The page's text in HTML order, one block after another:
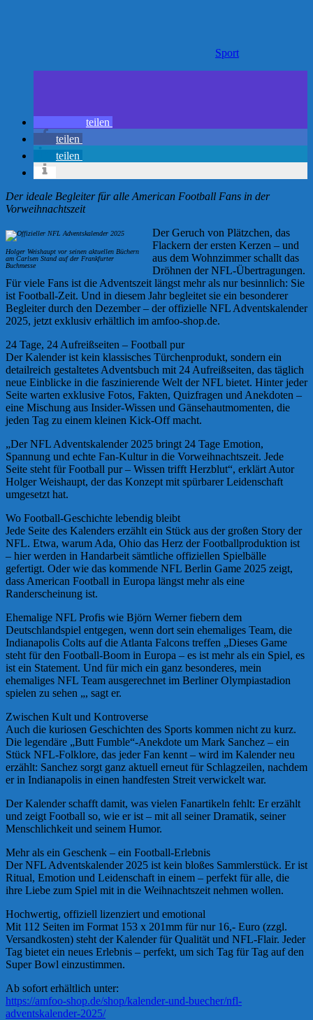
Sport
teilen
teilen
teilen
Der ideale Begleiter für alle American Football Fans in der
Vorweihnachtszeit
Holger Weishaupt vor seinen aktuellen Büchern
am Carlsen Stand auf der Frankfurter
Buchmesse
Der Geruch von Plätzchen, das
Flackern der ersten Kerzen – und
aus dem Wohnzimmer schallt das
Dröhnen der NFL-Übertragungen.
Für viele Fans ist die Adventszeit längst mehr als nur besinnlich: Sie
ist Football-Zeit. Und in diesem Jahr begleitet sie ein besonderer
Begleiter durch den Dezember – der offizielle NFL Adventskalender
2025, jetzt exklusiv erhältlich im amfoo-shop.de.
24 Tage, 24 Aufreißseiten – Football pur
Der Kalender ist kein klassisches Türchenprodukt, sondern ein
detailreich gestaltetes Adventsbuch mit 24 Aufreißseiten, das täglich
neue Einblicke in die faszinierende Welt der NFL bietet. Hinter jeder
Seite warten exklusive Fotos, Fakten, Quizfragen und Anekdoten –
eine Mischung aus Insider-Wissen und Gänsehautmomenten, die
jeden Tag zu einem kleinen Kick-Off macht.
„Der NFL Adventskalender 2025 bringt 24 Tage Emotion,
Spannung und echte Fan-Kultur in die Vorweihnachtszeit. Jede
Seite steht für Football pur – Wissen trifft Herzblut“, erklärt Autor
Holger Weishaupt, der das Konzept mit spürbarer Leidenschaft
umgesetzt hat.
Wo Football-Geschichte lebendig bleibt
Jede Seite des Kalenders erzählt ein Stück aus der großen Story der
NFL. Etwa, warum Ada, Ohio das Herz der Footballproduktion ist
– hier werden in Handarbeit sämtliche offiziellen Spielbälle
gefertigt. Oder wie das kommende NFL Berlin Game 2025 zeigt,
dass American Football in Europa längst mehr als eine
Randerscheinung ist.
Ehemalige NFL Profis wie Björn Werner fiebern dem
Deutschlandspiel entgegen, wenn dort sein ehemaliges Team, die
Indianapolis Colts auf die Atlanta Falcons treffen „Dieses Game
steht für den Football-Boom in Europa – es ist mehr als ein Spiel, es
ist ein Statement. Und für mich ein ganz besonderes, mein
ehemaliges NFL Team ausgerechnet im Berliner Olympiastadion
spielen zu sehen „, sagt er.
Zwischen Kult und Kontroverse
Auch die kuriosen Geschichten des Sports kommen nicht zu kurz.
Die legendäre „Butt Fumble“-Anekdote um Mark Sanchez – ein
Stück NFL-Folklore, das jeder Fan kennt – wird im Kalender neu
erzählt: Sanchez sorgt ganz aktuell erneut für Schlagzeilen, nachdem
er in Indianapolis in einen handfesten Streit verwickelt war.
Der Kalender schafft damit, was vielen Fanartikeln fehlt: Er erzählt
und zeigt Football so, wie er ist – mit all seiner Dramatik, seiner
Menschlichkeit und seinem Humor.
Mehr als ein Geschenk – ein Football-Erlebnis
Der NFL Adventskalender 2025 ist kein bloßes Sammlerstück. Er ist
Ritual, Emotion und Leidenschaft in einem – perfekt für alle, die
ihre Liebe zum Spiel mit in die Weihnachtszeit nehmen wollen.
Hochwertig, offiziell lizenziert und emotional
Mit 112 Seiten im Format 153 x 201mm für nur 16,- Euro (zzgl.
Versandkosten) steht der Kalender für Qualität und NFL-Flair. Jeder
Tag bietet ein neues Erlebnis – perfekt, um sich Tag für Tag auf den
Super Bowl einzustimmen.
Ab sofort erhältlich unter:
https://amfoo-shop.de/shop/kalender-und-buecher/nfl-
adventskalender-2025/